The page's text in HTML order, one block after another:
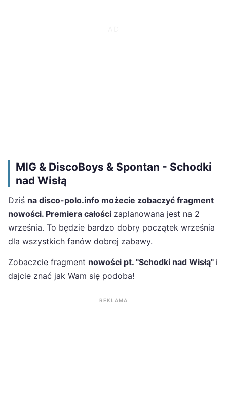
MIG & DiscoBoys & Spontan - Schodki
nad Wisłą
Dziś na disco-polo.info możecie zobaczyć fragment
nowości. Premiera całości zaplanowana jest na 2
września. To będzie bardzo dobry początek września
dla wszystkich fanów dobrej zabawy.
Zobaczcie fragment nowości pt. "Schodki nad Wisłą" i
dajcie znać jak Wam się podoba!
REKLAMA